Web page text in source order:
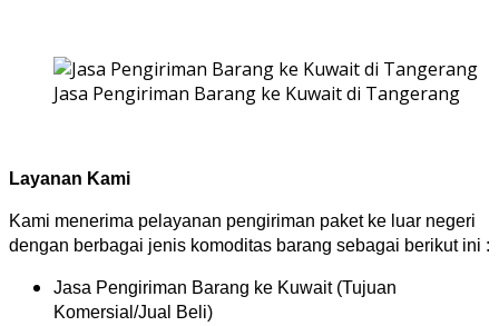
Jasa Pengiriman Barang ke Kuwait di Tangerang
Layanan Kami
Kami menerima pelayanan pengiriman paket ke luar negeri
dengan berbagai jenis komoditas barang sebagai berikut ini :
Jasa Pengiriman Barang ke Kuwait (Tujuan
Komersial/Jual Beli)